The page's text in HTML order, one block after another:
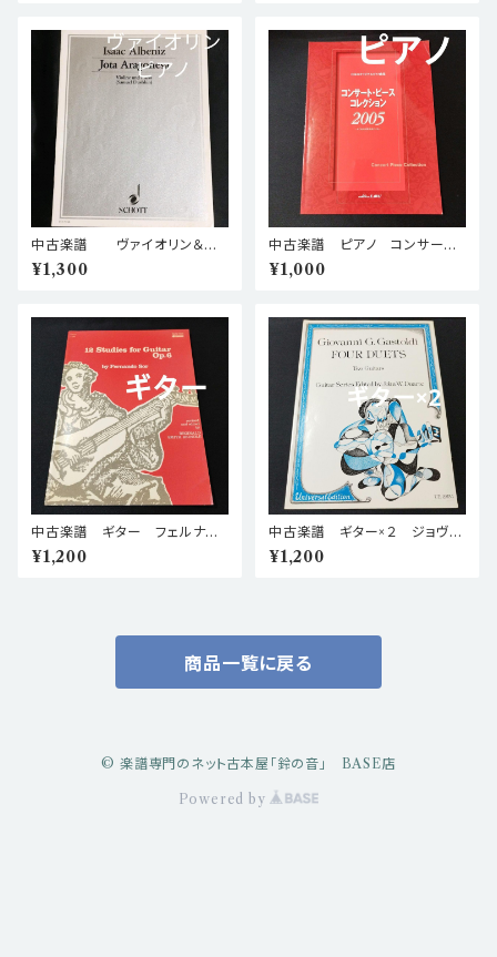
中古楽譜 ヴァイオリン＆ピ
アノ編曲 アルベニス ホタ・
アラゴネーサ 棚BASEa6
¥1,300
中古楽譜 ピアノ コンサート
ピースコレクション 2005
棚BASEa5
¥1,000
中古楽譜 ギター フェルナン
ド・ソル 12のエチュード Op.6
棚BASEa6
¥1,200
中古楽譜 ギター×２ ジョヴァ
ンニ・ガストルディ 4つの二重
奏 棚BASEa6
¥1,200
商品一覧に戻る
© 楽譜専門のネット古本屋「鈴の音」 BASE店
Powered by